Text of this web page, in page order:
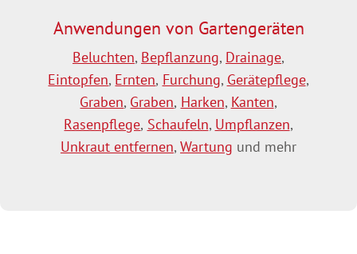
Anwendungen von Gartengeräten
Beluchten, Bepflanzung, Drainage,
Eintopfen, Ernten, Furchung, Gerätepflege,
Graben, Graben, Harken, Kanten,
Rasenpflege, Schaufeln, Umpflanzen,
Unkraut entfernen, Wartung und mehr